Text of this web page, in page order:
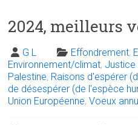
2024, meilleurs
G L Effondrement,
Environnement/climat, Justice
Palestine, Raisons d'espérer
de désespérer (de l'espèce
Union Européenne,Voeux